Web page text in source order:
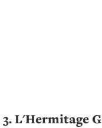
3. L'Hermitage